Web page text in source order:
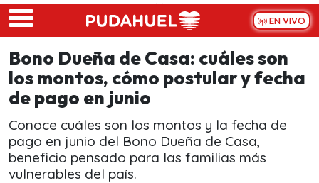
Skip to main content
EN VIVO
Bono Dueña de Casa: cuáles son
los montos, cómo postular y fecha
de pago en junio
Conoce cuáles son los montos y la fecha de
pago en junio del Bono Dueña de Casa,
beneficio pensado para las familias más
vulnerables del país.